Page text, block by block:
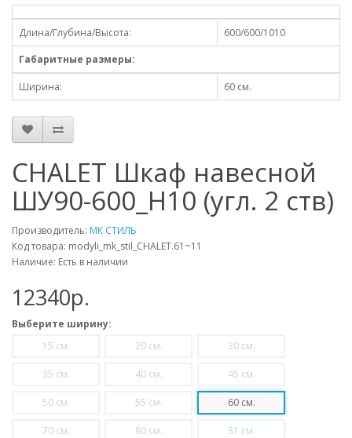
Длина/Глубина/Высота:
600/600/1010
Габаритные размеры:
Ширина: 60 см.
CHALET Шкаф навесной
ШУ90-600_Н10 (угл. 2 ств)
Производитель: МК СТИЛЬ
Код товара: modyli_mk_stil_CHALET.61~11
Наличие: Есть в наличии
12340p.
Выберите ширину:
15 см.
20 см. 30 см.
35 см. 40 см. 45 см.
50 см. 55 см. 60 см.
70 см. 80 см. 81 см.